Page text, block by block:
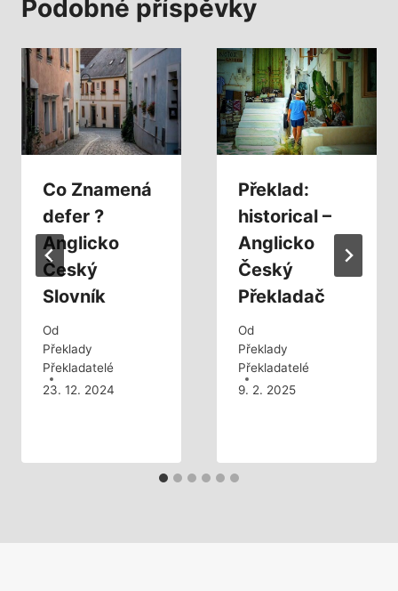
Podobné příspěvky
Co Znamená
defer ?
Anglicko
Český
Slovník
Od
Překlady
Překladatelé
23. 12. 2024
Překlad:
historical –
Anglicko
Český
Překladač
Od
Překlady
Překladatelé
9. 2. 2025